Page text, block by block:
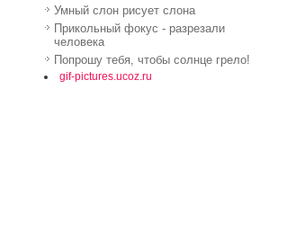
Умный слон рисует слона
Прикольный фокус - разрезали
человека
Попрошу тебя, чтобы солнце грело!
gif-pictures.ucoz.ru